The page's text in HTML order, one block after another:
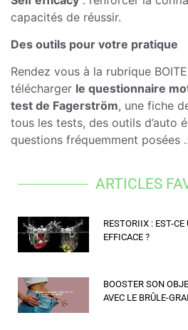
capacités de réussir.
Des outils pour votre pratique
Rendez vous à la rubrique
télécharger le questionnaire
test de Fagerström, une fiche
tous les tests, des outils d’auto
questions fréquemment posées
ARTICLES
RESTORIIX : EST-
EFFICACE ?
BOOSTER SON
AVEC LE BRÛLE-